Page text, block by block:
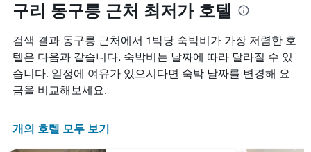
구리 동구릉 근처 최저가 호텔
검색 결과 동구릉 근처에서 1박당 숙박비가 가장 저렴한 호
텔은 다음과 같습니다. 숙박비는 날짜에 따라 달라질 수 있
습니다. 일정에 여유가 있으시다면 숙박 날짜를 변경해 요
금을 비교해보세요.
개의 호텔 모두 보기